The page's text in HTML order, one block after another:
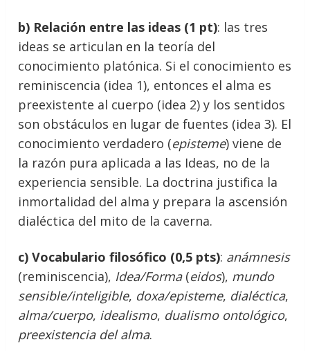
b) Relación entre las ideas (1 pt): las tres
ideas se articulan en la teoría del
conocimiento platónica. Si el conocimiento es
reminiscencia (idea 1), entonces el alma es
preexistente al cuerpo (idea 2) y los sentidos
son obstáculos en lugar de fuentes (idea 3). El
conocimiento verdadero (episteme) viene de
la razón pura aplicada a las Ideas, no de la
experiencia sensible. La doctrina justifica la
inmortalidad del alma y prepara la ascensión
dialéctica del mito de la caverna.
c) Vocabulario filosófico (0,5 pts): anámnesis
(reminiscencia), Idea/Forma(eidos), mundo
sensible/inteligible, doxa/episteme, dialéctica,
alma/cuerpo, idealismo, dualismo ontológico,
preexistencia del alma.